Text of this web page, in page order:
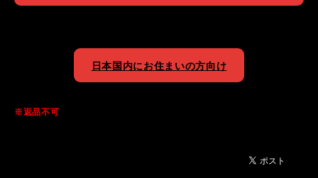
日本国内にお住まいの方向け
※返品不可